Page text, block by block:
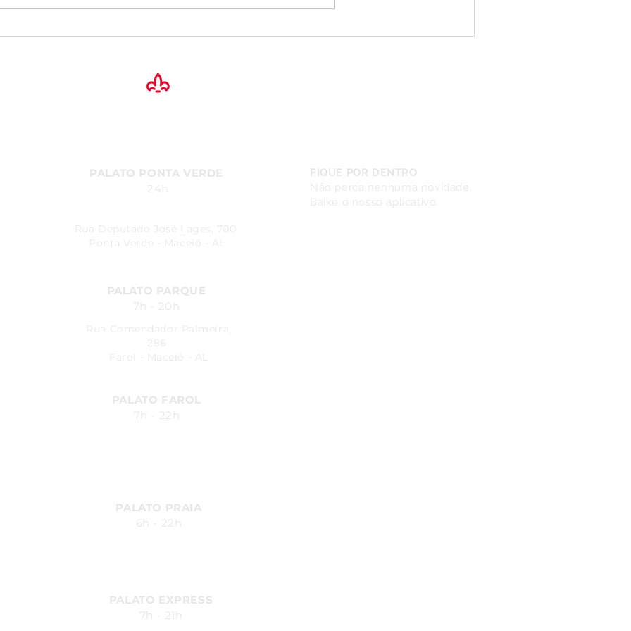
PALATO PONTA VERDE
24h
FIQUE POR DENTRO
Não perca nenhuma novidade.
Baixe o nosso aplicativo.
Rua Deputado José Lages, 700
Ponta Verde - Maceió - AL
PALATO PARQUE
7h - 20h
Rua Comendador Palmeira,
286
Farol - Maceió - AL
PALATO FAROL
7h - 22h
PALATO PRAIA
6h - 22h
PALATO EXPRESS
7h - 21h